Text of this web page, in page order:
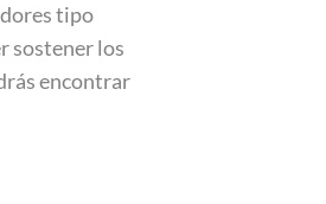
tipo
sostener los
encontrar